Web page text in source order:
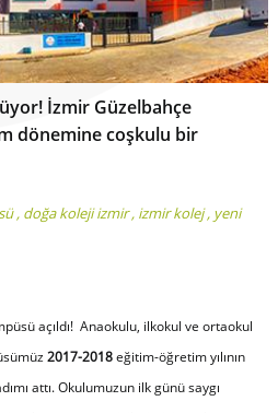
İzmir Güzelbahçe
dönemine coşkulu bir
, doğa koleji izmir, izmir kolej, yeni
açıldı! Anaokulu, ilkokul ve ortaokul
2017-2018eğitim-öğretim yılının
attı. Okulumuzun ilk günü saygı